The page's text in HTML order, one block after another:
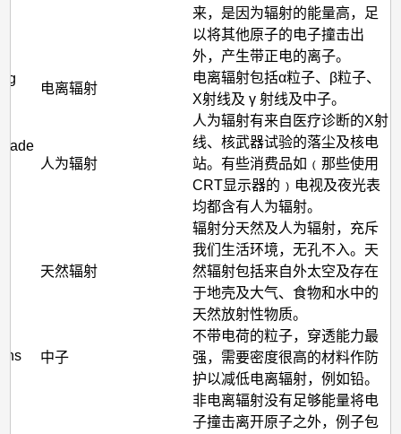
来，是因为辐射的能量高，足
以将其他原子的电子撞击出
外，产生带正电的离子。
电离辐射
电离辐射包括α粒子、β粒子、
X射线及 γ 射线及中子。
人为辐射
人为辐射有来自医疗诊断的X射
线、核武器试验的落尘及核电
站。有些消费品如﹙那些使用
CRT显示器的﹚电视及夜光表
均都含有人为辐射。
天然辐射
辐射分天然及人为辐射，充斥
我们生活环境，无孔不入。天
然辐射包括来自外太空及存在
于地壳及大气、食物和水中的
天然放射性物质。
中子
不带电荷的粒子，穿透能力最
强，需要密度很高的材料作防
护以减低电离辐射，例如铅。
非电离辐射没有足够能量将电
子撞击离开原子之外，例子包